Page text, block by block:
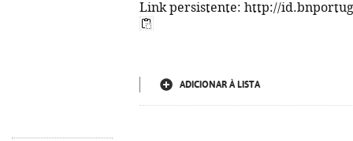
Link persistente: http://
ADICIONAR À LISTA